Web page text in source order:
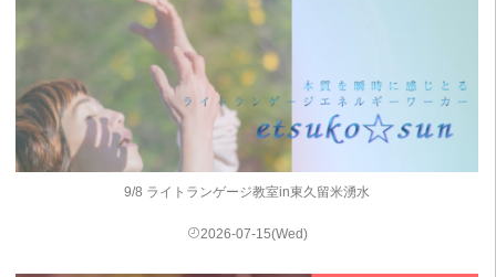
9/8 ライトランゲージ教室in東久留米湧水
2026-07-15(Wed)